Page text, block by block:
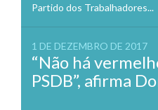
Partido dos Trabalhadores...
1 DE DEZEMBRO DE 2017
“Não há
PSDB”, afirma